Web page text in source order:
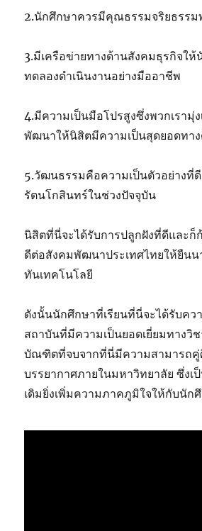
2.นักศึกษาควรมีคุณธรรมจริยธรรม
3.มีเครือข่ายทางด้านสังคมธุรกิจให้
ทดลองดำเนินงานอย่างมืออาชีพ
4.มีความเป็นมือโปรสูงซึ่งพวกเรามุ่
พัฒนาให้นิสิตมีความเป็นสุดยอดทา
5.วัฒนธรรมคือความเป็นตัวอย่างที่
รัตนโกสินทร์ในช่วงปัจจุบัน
นิสิตที่นี่จะได้รับการปลูกฝังที่ดีและก็
ดีต่อสังคมพัฒนาประเทศไทยให้ยืนน
ทันเทคโนโลยี
ดังนั้นนักศึกษาที่เรียนที่นี่จะได้รับคว
สถาบันที่มีความเป็นยอดเยี่ยมทางวิ
บัณฑิตที่จบจากที่นี่มีความสามารถคู่
บรรยากาศภายในมหาวิทยาลัย ซึ่งเ
เดิมยิ่งเพิ่มความภาคภูมิใจให้กับนัก